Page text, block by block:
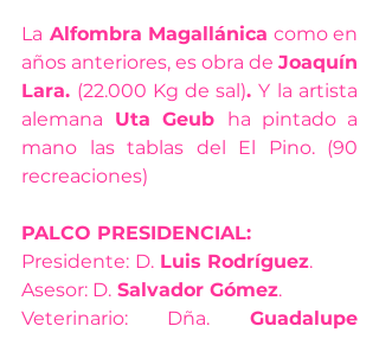
La Alfombra Magallánica como en
años anteriores, es obra de Joaquín
Lara. (22.000 Kg de sal). Y la artista
alemana Uta Geub
ha pintado a
mano las tablas del El Pino. (90
recreaciones)
PALCO PRESIDENCIAL:
Presidente: D. Luis Rodríguez.
Asesor: D. Salvador Gómez.
Veterinario: Dña. Guadalupe